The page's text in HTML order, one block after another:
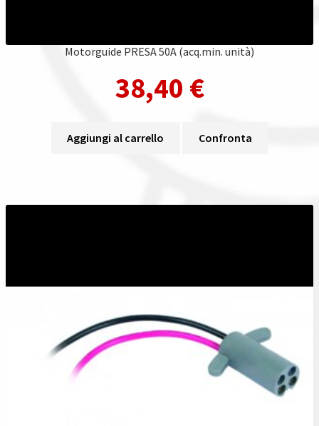
Motorguide PRESA 50A (acq.min. unità)
38,40 €
Aggiungi al carrello Confronta